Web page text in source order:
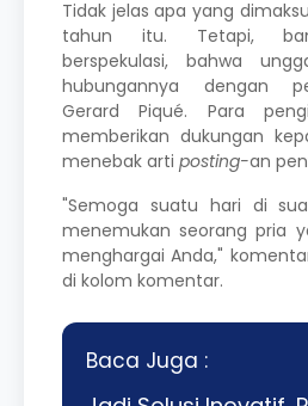
Tidak jelas apa yang
tahun itu. Tetapi,
berspekulasi, bahwa
hubungannya dengan
Gerard Piqué. Para
memberikan dukungan
menebak arti posting-an
"Semoga suatu hari di
menemukan seorang pria
menghargai Anda,"
di kolom komentar.
Baca Juga :